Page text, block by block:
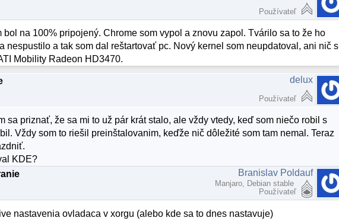
Používateľ
bol na 100% pripojený. Chrome som vypol a znovu zapol. Tvárilo sa to že ho
nespustilo a tak som dal reštartovať pc. Nový kernel som neupdatoval, ani nič s
Mobility Radeon HD3470.
delux
Používateľ
sa priznať, že sa mi to už pár krát stalo, ale vždy vtedy, keď som niečo robil s
Vždy som to riešil preinštalovanim, keďže nič dôležité som tam nemal. Teraz
KDE?
Branislav Poldauf
Manjaro, Debian stable
Používateľ
nastavenia ovladaca v xorgu (alebo kde sa to dnes nastavuje)